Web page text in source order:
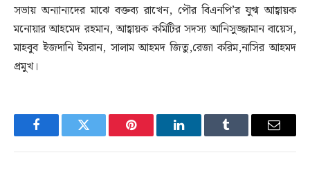
সভায় অন্যান্যদের মাঝে বক্তব্য রাখেন, পৌর বিএনপি’র যুগ্ম আহ্বায়ক
মনোয়ার আহমেদ রহমান, আহ্বায়ক কমিটির সদস্য আনিসুজ্জামান বায়েস,
মাহবুব ইজদানি ইমরান, সালাম আহমদ জিতু,রেজা করিম,নাসির আহমদ
প্রমুখ।
FacebookTwitter Pinterest LinkedInTumblr Email